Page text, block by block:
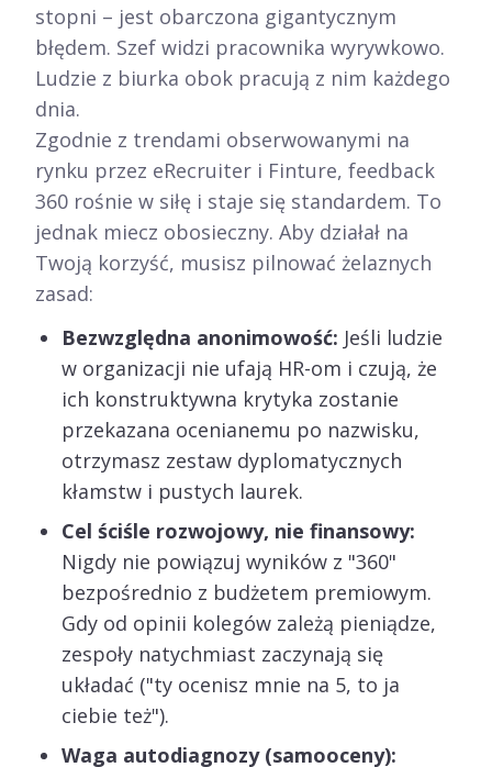
stopni – jest obarczona gigantycznym
błędem. Szef widzi pracownika wyrywkowo.
Ludzie z biurka obok pracują z nim każdego
dnia.
Zgodnie z trendami obserwowanymi na
rynku przez eRecruiter i Finture, feedback
360 rośnie w siłę i staje się standardem. To
jednak miecz obosieczny. Aby działał na
Twoją korzyść, musisz pilnować żelaznych
zasad:
Bezwzględna anonimowość: Jeśli ludzie
w organizacji nie ufają HR-om i czują, że
ich konstruktywna krytyka zostanie
przekazana ocenianemu po nazwisku,
otrzymasz zestaw dyplomatycznych
kłamstw i pustych laurek.
Cel ściśle rozwojowy, nie finansowy:
Nigdy nie powiązuj wyników z "360"
bezpośrednio z budżetem premiowym.
Gdy od opinii kolegów zależą pieniądze,
zespoły natychmiast zaczynają się
układać ("ty ocenisz mnie na 5, to ja
ciebie też").
Waga autodiagnozy (samooceny):